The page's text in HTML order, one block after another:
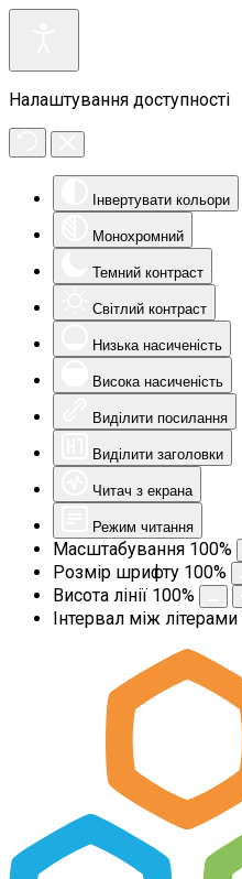
Налаштування доступності
Інвертувати кольори
Монохромний
Темний контраст
Світлий контраст
Низька насиченість
Висока насиченість
Виділити посилання
Виділити заголовки
Читач з екрана
Режим читання
Масштабування 100%
Розмір шрифту 100%
Висота лінії 100%
Інтервал між літерами